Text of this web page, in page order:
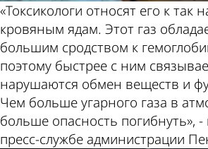
«Токсикологи относят его к так
кровяным ядам. Этот газ
большим сродством к
поэтому быстрее с ним
нарушаются обмен веществ и
Чем больше угарного газа в
больше опасность погибнуть»,
пресс-службе администрации